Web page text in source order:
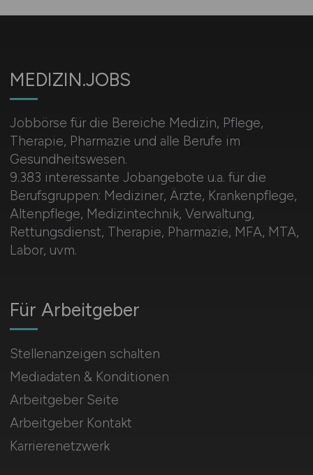
MEDIZIN.JOBS
Jobbörse für die Bereiche Medizin, Pflege,
Therapie, Pharmazie und alle Berufe im
Gesundheitswesen.
9.383 interessante Jobangebote u.a. für die
Berufsgruppen: Mediziner, Ärzte, Krankenpflege,
Altenpflege, Medizintechnik, Verwaltung,
Rettungsdienst, Therapie, Pharmazie, MFA, MTA,
Labor, uvm.
Für Arbeitgeber
Stellenanzeigen schalten
Mediadaten & Konditionen
Arbeitgeber Seite
Arbeitgeber Kontakt
Karrierenetzwerk